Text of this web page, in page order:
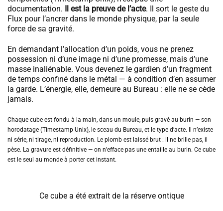
documentation. Il est la preuve de l’acte. Il sort le geste du
Flux pour l’ancrer dans le monde physique, par la seule
force de sa gravité.
En demandant l’allocation d’un poids, vous ne prenez
possession ni d’une image ni d’une promesse, mais d’une
masse inaliénable. Vous devenez le gardien d’un fragment
de temps confiné dans le métal — à condition d’en assumer
la garde. L’énergie, elle, demeure au Bureau : elle ne se cède
jamais.
Chaque cube est fondu à la main, dans un moule, puis gravé au burin — son
horodatage (Timestamp Unix), le sceau du Bureau, et le type d’acte. Il n’existe
ni série, ni tirage, ni reproduction. Le plomb est laissé brut : il ne brille pas, il
pèse. La gravure est définitive — on n’efface pas une entaille au burin. Ce cube
est le seul au monde à porter cet instant.
Ce cube a été extrait de la réserve ontique